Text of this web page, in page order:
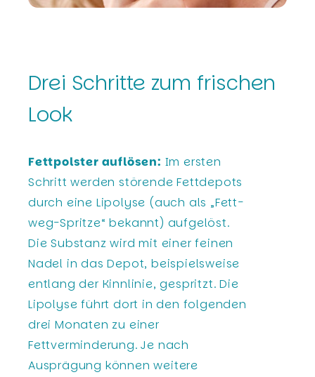
Drei Schritte zum frischen
Look
Fettpolster auflösen: Im ersten
Schritt werden störende Fettdepots
durch eine Lipolyse (auch als „Fett-
weg-Spritze“ bekannt) aufgelöst.
Die Substanz wird mit einer feinen
Nadel in das Depot, beispielsweise
entlang der Kinnlinie, gespritzt. Die
Lipolyse führt dort in den folgenden
drei Monaten zu einer
Fettverminderung. Je nach
Ausprägung können weitere